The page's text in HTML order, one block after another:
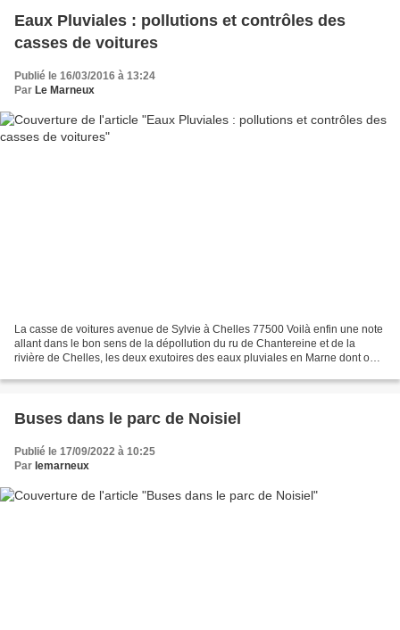
Eaux Pluviales : pollutions et contrôles des
casses de voitures
Publié le 16/03/2016 à 13:24
Par Le Marneux
La casse de voitures avenue de Sylvie à Chelles 77500 Voilà enfin une note
allant dans le bon sens de la dépollution du ru de Chantereine et de la
rivière de Chelles, les deux exutoires des eaux pluviales en Marne dont on
Buses dans le parc de Noisiel
Publié le 17/09/2022 à 10:25
Par lemarneux